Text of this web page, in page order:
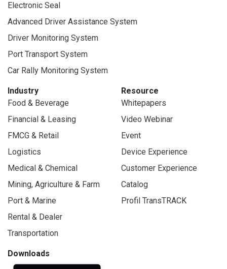
Electronic Seal
Advanced Driver Assistance System
Driver Monitoring System
Port Transport System
Car Rally Monitoring System
Industry
Food & Beverage
Financial & Leasing
FMCG & Retail
Logistics
Medical & Chemical
Mining, Agriculture & Farm
Port & Marine
Rental & Dealer
Transportation
Resource
Whitepapers
Video Webinar
Event
Device Experience
Customer Experience
Catalog
Profil TransTRACK
Downloads